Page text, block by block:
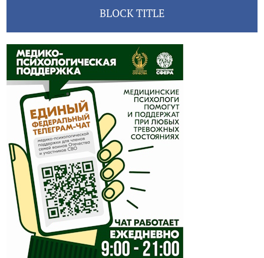
BLOCK TITLE